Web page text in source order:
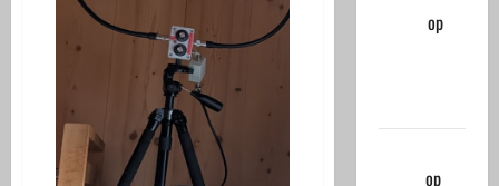
op
op